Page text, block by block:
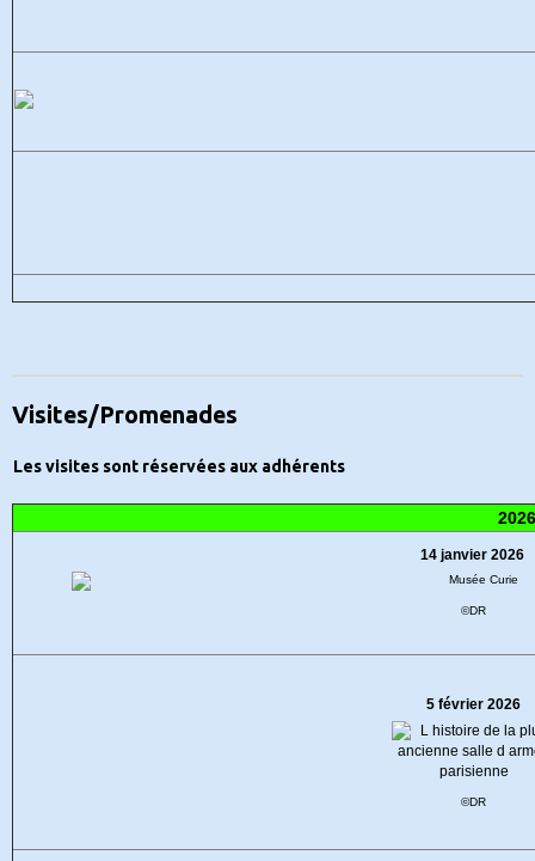
Visites/Promenades
Les visites sont réservées aux adhérents
2026
14 janvier 2026
©DR
5 février 2026
©DR